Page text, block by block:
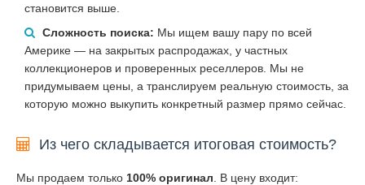
становится выше.
Сложность поиска: Мы ищем вашу пару по всей
Америке — на закрытых распродажах, у частных
коллекционеров и проверенных реселлеров. Мы не
придумываем цены, а транслируем реальную стоимость, за
которую можно выкупить конкретный размер прямо сейчас.
Из чего складывается итоговая стоимость?
Мы продаем только 100% оригинал . В цену входит: